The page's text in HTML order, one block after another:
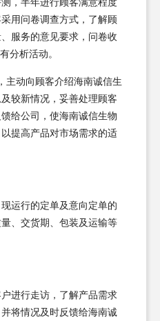
，半年进行顾客满意程度
用问卷调查方式，了解顾
服务的意见要求，问卷收
分析活动。
主动向顾客介绍海南诚信生
较新情况，妥善处理顾客
给公司，使海南诚信生物
提高产品对市场需求的适
运行的定单及意向定单的
、交货期、包装及运输等
进行走访，了解产品需求
将情况及时反馈给海南诚